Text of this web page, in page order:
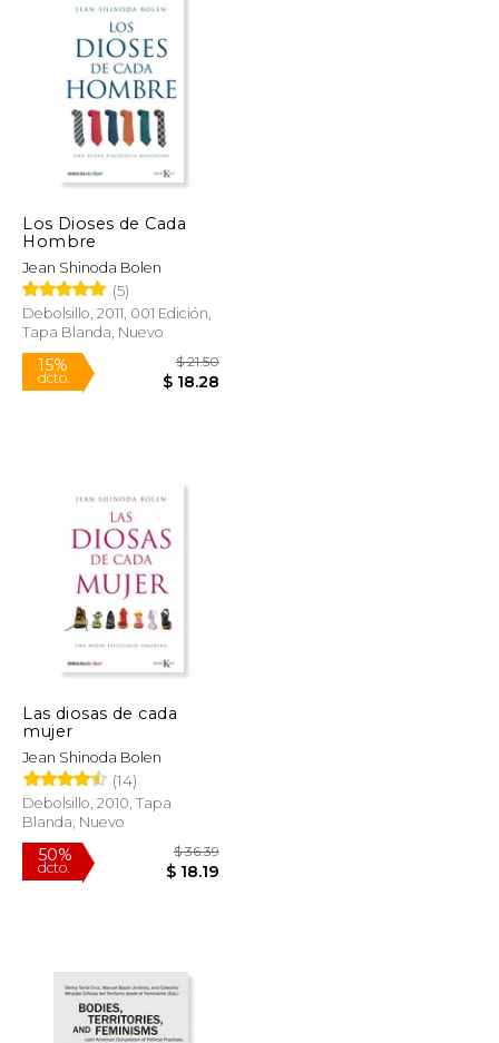
$ 20.23
Los Dioses de Cada
Hombre
Jean Shinoda Bolen
(5)
Debolsillo, 2011, 001 Edición,
Tapa Blanda, Nuevo
dcto.
Las diosas de cada
mujer
Jean Shinoda Bolen
(14)
Debolsillo, 2010, Tapa
Blanda, Nuevo